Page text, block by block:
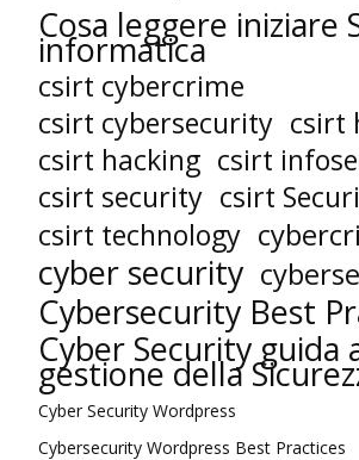
Cosa leggere iniziare
informatica
csirt cybercrime
csirt cybersecurity csirt
csirt hacking csirt
csirt security csirt
csirt technology
cyber security
Cybersecurity Best
Cyber Security guida
gestione della
Cyber Security Wordpress
Cybersecurity Wordpress Best Practices